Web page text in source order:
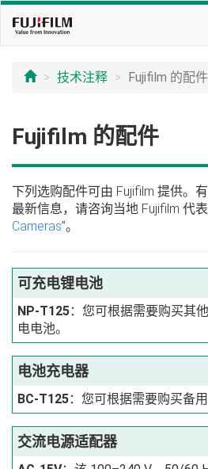
技术注释 Fujifilm 的配件
Fujifilm 的配件
下列选购配件可由 Fujifilm 提供。
最新信息，请咨询当地 Fujifilm 代
Cameras”。
可充电锂电池
NP‑T125：您可根据需要购买其
电电池。
电池充电器
BC‑T125：您可根据需要购买备
交流电源适配器